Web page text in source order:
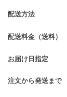
配送方法
配送料金（送料）
お届け日指定
注文から発送まで